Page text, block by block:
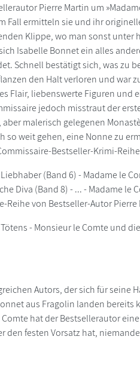
Pierre Martin um
Fall ermitteln sie und ihr
Klippe, wo man sonst
Isabelle Bonnet ein alles
Schnell bestätigt sich, was zu
den Halt verloren und war
Flair, liebenswerte Figuren
jedoch misstraut der
malerisch gelegenen
so weit gehen, eine Nonne zu
Bestseller-Krimi-
(Band 6) - Madame le
Diva (Band 8) - ... - Madame le
Reihe von Bestseller-Autor Pierre
- Monsieur le Comte und
Autors, der sich für
aus Fragolin landen bereits
hat der Bestsellerautor
den festen Vorsatz hat,